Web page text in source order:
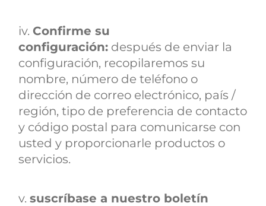
iv.Confirme su
configuración: después de enviar la
configuración, recopilaremos su
nombre, número de teléfono o
dirección de correo electrónico, país /
región, tipo de preferencia de contacto
y código postal para comunicarse con
usted y proporcionarle productos o
servicios.
v.suscríbase a nuestro boletín